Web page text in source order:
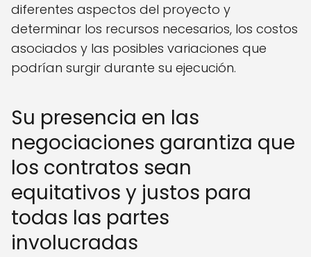
diferentes aspectos del proyecto y
determinar los recursos necesarios, los costos
asociados y las posibles variaciones que
podrían surgir durante su ejecución.
Su presencia en las
negociaciones garantiza que
los contratos sean
equitativos y justos para
todas las partes
involucradas